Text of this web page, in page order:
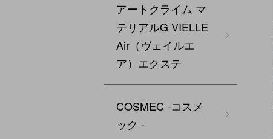
アートクライム マ
テリアルG VIELLE
Air（ヴェイルエ
ア）エクステ
COSMEC -コスメ
ック -